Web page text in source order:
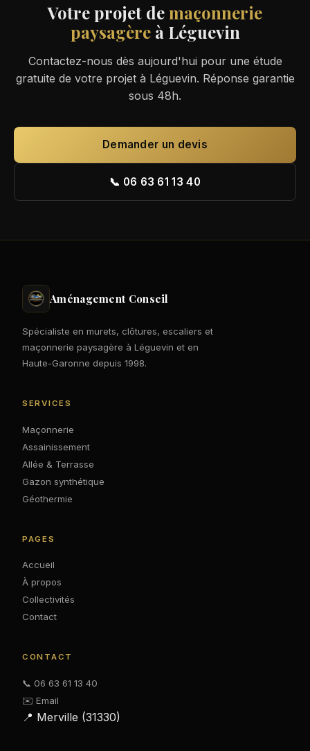
Votre projet demaçonnerie
paysagèreà Léguevin
Contactez-nous dès aujourd'hui pour une étude
gratuite de votre projet à Léguevin. Réponse garantie
sous 48h.
Demander un devis
📞 06 63 61 13 40
Aménagement Conseil
Spécialiste en murets, clôtures, escaliers et
maçonnerie paysagère à Léguevin et en
Haute-Garonne depuis 1998.
SERVICES
Maçonnerie
Assainissement
Allée & Terrasse
Gazon synthétique
Géothermie
PAGES
Accueil
À propos
Collectivités
Contact
CONTACT
📞 06 63 61 13 40
✉️ Email
📍 Merville (31330)